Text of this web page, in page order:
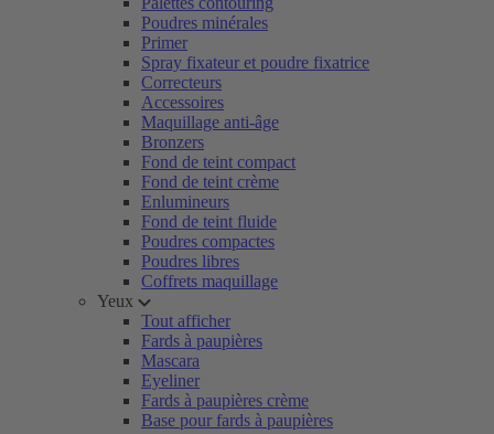
Poudres minérales
Primer
Spray fixateur et poudre fixatrice
Correcteurs
Accessoires
Maquillage anti-âge
Bronzers
Fond de teint compact
Fond de teint crème
Enlumineurs
Fond de teint fluide
Poudres compactes
Poudres libres
Coffrets maquillage
Yeux
Tout afficher
Fards à paupières
Mascara
Eyeliner
Fards à paupières crème
Base pour fards à paupières